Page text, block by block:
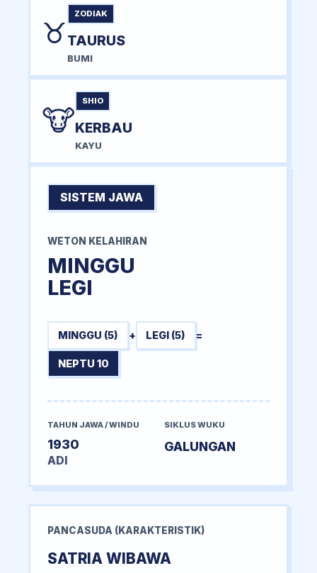
♉
ZODIAK
TAURUS
BUMI
🐮
SHIO
KERBAU
KAYU
SISTEM JAWA
WETON KELAHIRAN
MINGGU
LEGI
MINGGU (5) + LEGI (5) =
NEPTU 10
TAHUN JAWA / WINDU
1930
ADI
SIKLUS WUKU
GALUNGAN
PANCASUDA (KARAKTERISTIK)
SATRIA WIBAWA